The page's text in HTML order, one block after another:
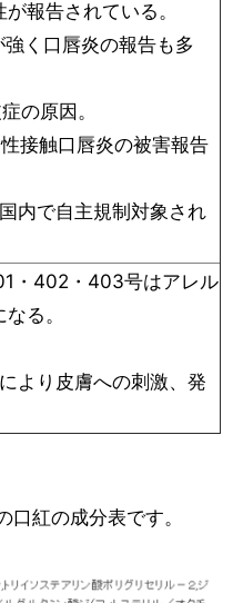
報告されている。
く口唇炎の報告も多
の原因。
接触口唇炎の被害報告
内で自主規制対象され
・402・403号はアレル
る。
より皮膚への刺激、発
紅の成分表です。